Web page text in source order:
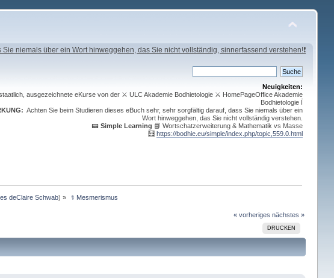
niemals über ein Wort hinweggehen, das Sie nicht vollständig, sinnerfassend verstehen!❗
Neuigkeiten:
ausgezeichnete eKurse von der ⚔ ULC Akademie Bodhietologie ⚔ HomePageOffice Akademie
Bodhietologie Ï
Achten Sie beim Studieren dieses eBuch sehr, sehr sorgfältig darauf, dass Sie niemals über ein
Wort hinweggehen, das Sie nicht vollständig verstehen.
📟Simple Learning 📘 Wortschatzerweiterung & Mathematik vs Masse
🧮https://bodhie.eu/simple/index.php/topic,559.0.html
deClaire Schwab) » ⚕ Mesmerismus
« vorheriges nächstes »
DRUCKEN